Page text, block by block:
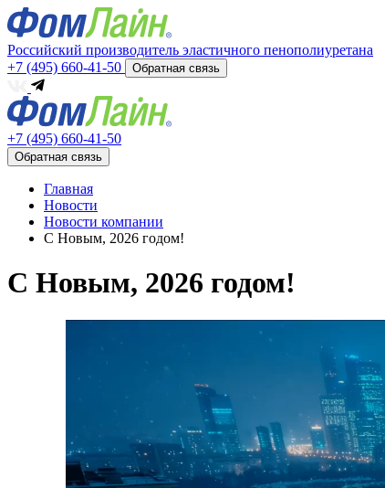
Российский производитель эластичного пенополиуретана
+7 (495) 660-41-50
Обратная связь
+7 (495) 660-41-50
Обратная связь
Главная
Новости
Новости компании
С Новым, 2026 годом!
С Новым, 2026 годом!